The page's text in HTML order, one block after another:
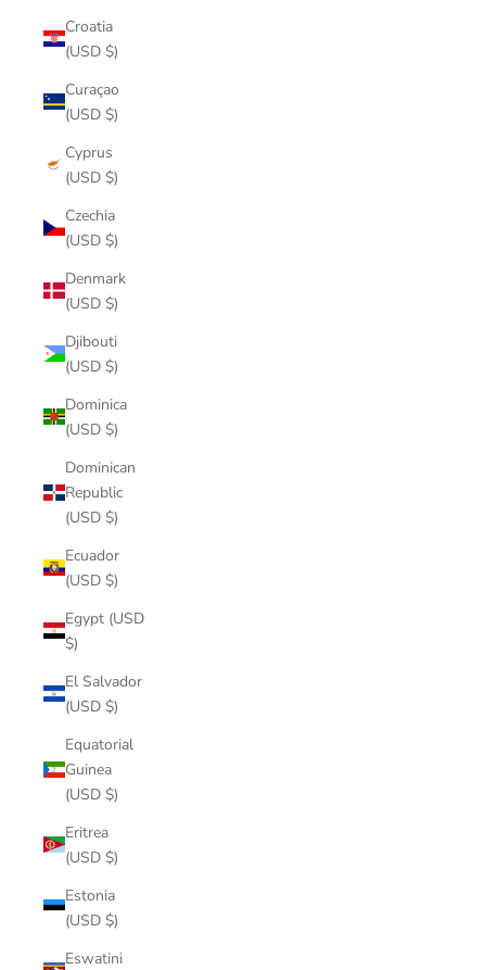
Croatia
(USD $)
Curaçao
(USD $)
Cyprus
(USD $)
Czechia
(USD $)
Denmark
(USD $)
Djibouti
(USD $)
Dominica
(USD $)
Dominican
Republic
(USD $)
Ecuador
(USD $)
Egypt (USD
$)
El Salvador
(USD $)
Equatorial
Guinea
(USD $)
Eritrea
(USD $)
Estonia
(USD $)
Eswatini